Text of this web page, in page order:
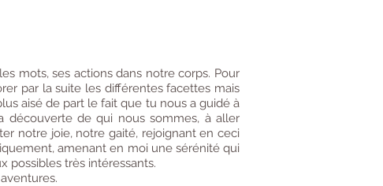
mots, ses actions dans notre corps. Pour
par la suite les différentes facettes mais
aisé de part le fait que tu nous a guidé à
découverte de qui nous sommes, à aller
notre joie, notre gaité, rejoignant en ceci
amenant en moi une sérénité qui
possibles très intéressants.